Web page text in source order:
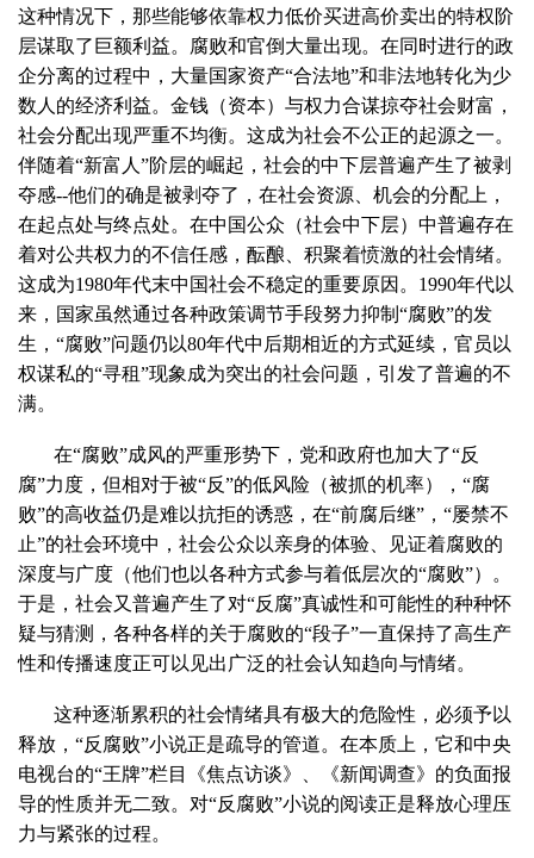
这种情况下，那些能够依靠权力低价买进高价卖出的特权阶
层谋取了巨额利益。腐败和官倒大量出现。在同时进行的政
企分离的过程中，大量国家资产“合法地”和非法地转化为少
数人的经济利益。金钱（资本）与权力合谋掠夺社会财富，
社会分配出现严重不均衡。这成为社会不公正的起源之一。
伴随着“新富人”阶层的崛起，社会的中下层普遍产生了被剥
夺感--他们的确是被剥夺了，在社会资源、机会的分配上，
在起点处与终点处。在中国公众（社会中下层）中普遍存在
着对公共权力的不信任感，酝酿、积聚着愤激的社会情绪。
这成为1980年代末中国社会不稳定的重要原因。 1990年代以
来，国家虽然通过各种政策调节手段努力抑制“腐败”的发
生，“腐败”问题仍以80年代中后期相近的方式延续，官员以
权谋私的“寻租”现象成为突出的社会问题，引发了普遍的不
满。
在“腐败”成风的严重形势下，党和政府也加大了“反
腐”力度，但相对于被“反”的低风险（被抓的机率），“腐
败”的高收益仍是难以抗拒的诱惑，在“前腐后继”，“屡禁不
止”的社会环境中，社会公众以亲身的体验、见证着腐败的
深度与广度（他们也以各种方式参与着低层次的“腐败”）。
于是，社会又普遍产生了对“反腐”真诚性和可能性的种种怀
疑与猜测，各种各样的关于腐败的“段子”一直保持了高生产
性和传播速度正可以见出广泛的社会认知趋向与情绪。
这种逐渐累积的社会情绪具有极大的危险性，必须予以
释放，“反腐败”小说正是疏导的管道。在本质上，它和中央
电视台的“王牌”栏目《焦点访谈》、《新闻调查》的负面报
导的性质并无二致。对“反腐败”小说的阅读正是释放心理压
力与紧张的过程。